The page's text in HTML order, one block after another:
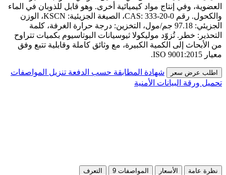
العضوية، وفي إنتاج مواد كيميائية أخرى. وهو قابل للذوبان في الماء
والكحول. رقم CAS: 333-20-0، الصيغة الجزيئية: KSCN، الوزن
الجزيئي: 97.18 جم/مول، التخزين: درجة حرارة الغرفة، كلمة
التحذير: خطر. تُزوّد موليكولا ثيوسيانات البوتاسيوم بكميات تتراوح
من الأبحاث إلى الكمية الكبيرة، مع وثائق كاملة وقابلية تتبع وفق
معيار ISO 9001:2015.
اطلب عرض سعر شهادة المطابقة حسب الدفعة تنزيل المواصفات
تحميل ورقة البيانات الأمنية
نظرة عامة الأسعار المواصفات 9
التعرف